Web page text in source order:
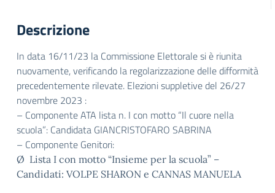
Descrizione
In data 16/11/23 la Commissione Elettorale si è riunita
nuovamente, verificando la regolarizzazione delle difformità
precedentemente rilevate. Elezioni suppletive del 26/27
novembre 2023 :
– Componente ATA lista n. I con motto “Il cuore nella
scuola”: Candidata GIANCRISTOFARO SABRINA
– Componente Genitori:
Ø Lista I con motto “Insieme per la scuola” –
Candidati: VOLPE SHARON e CANNAS MANUELA